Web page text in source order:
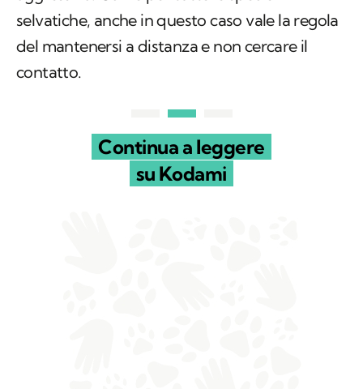
selvatiche, anche in questo caso vale la regola
del mantenersi a distanza e non cercare il
contatto.
Continua a leggere
su Kodami